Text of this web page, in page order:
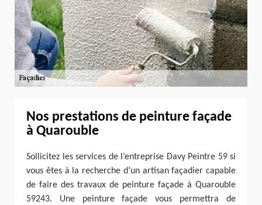
Nos prestations de peinture façade
à Quarouble
Sollicitez les services de l’entreprise Davy Peintre 59 si
vous êtes à la recherche d’un artisan façadier capable
de faire des travaux de peinture façade à Quarouble
59243. Une peinture façade vous permettra de